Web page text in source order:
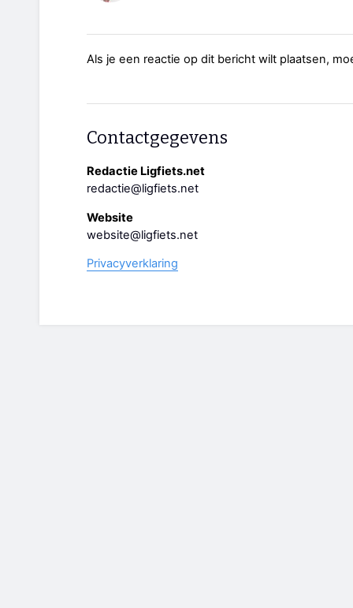
Als je een reactie op dit bericht wilt plaatsen,
Contactgegevens
Redactie Ligfiets.net
redactie@ligfiets.net
Website
website@ligfiets.net
Privacyverklaring